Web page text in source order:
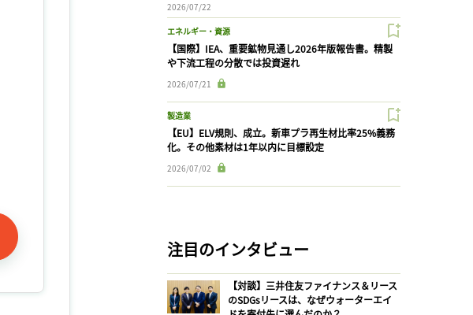
2026/07/22
エネルギー・資源
【国際】IEA、重要鉱物見通し2026年版報告書。精製
や下流工程の分散では投資遅れ
2026/07/21
製造業
【EU】ELV規則、成立。新車プラ再生材比率25%義務
化。その他素材は1年以内に目標設定
2026/07/02
注目のインタビュー
【対談】三井住友ファイナンス＆リース
のSDGsリースは、なぜウォーターエイ